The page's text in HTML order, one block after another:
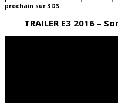
prochain sur 3DS.
TRAILER E3 2016 –